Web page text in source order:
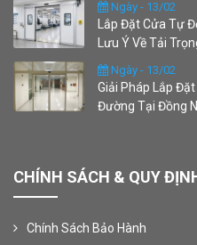
Ngày - 13/02
Lắp Đặt Cửa Tự
Lưu Ý Về Tải
Ngày - 13/02
Giải Pháp Lắp
Đường Tại Đồng
CHÍNH SÁCH & QUY
Chính Sách Bảo Hành